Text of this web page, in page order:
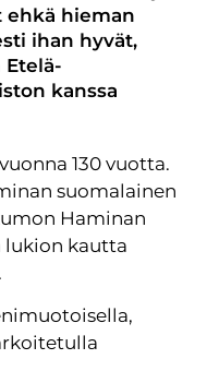
ehkä hieman
ihan hyvät,
kanssa
130 vuotta.
suomalainen
Haminan
lukion kautta